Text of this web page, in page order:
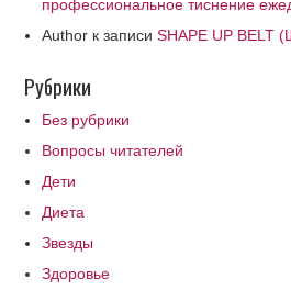
профессиональное тиснение
Author к записиSHAPE UP
Рубрики
Без рубрики
Вопросы читателей
Дети
Диета
Звезды
Здоровье